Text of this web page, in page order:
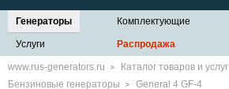
Генераторы Комплектующие
Услуги Распродажа
www.rus-generators.ru Каталог товаров и услуг
Бензиновые генераторы
General 4 GF-4